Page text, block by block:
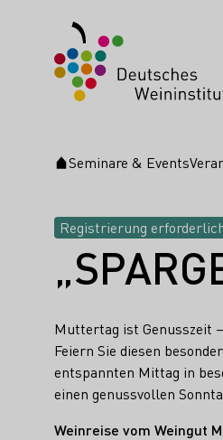
Startseite
Seminare & Events
Registrierung
Muttertag ist Genusszeit
Feiern Sie diesen
entspannten Mittag in
einen genussvollen
Weinreise vom Weingut